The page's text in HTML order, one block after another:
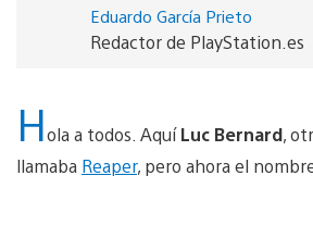
Eduardo García Prieto
Redactor de PlayStation.es
Hola a todos. AquíLuc Bernard,
llamaba Reaper, pero ahora el